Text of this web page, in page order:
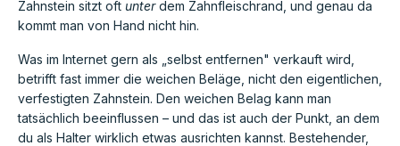
Zahnstein sitzt oft unterdem Zahnfleischrand, und genau da
kommt man von Hand nicht hin.
Was im Internet gern als „selbst entfernen" verkauft wird,
betrifft fast immer die weichen Beläge, nicht den eigentlichen,
verfestigten Zahnstein. Den weichen Belag kann man
tatsächlich beeinflussen – und das ist auch der Punkt, an dem
du als Halter wirklich etwas ausrichten kannst. Bestehender,